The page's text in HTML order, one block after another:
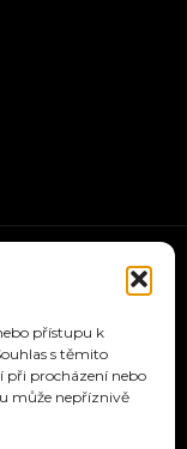
přístupu k
s těmito
při procházení nebo
může nepříznivě